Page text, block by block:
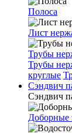
Полоса
Лист
Трубы
Трубы
круглые
Сэндвич
Сэндвич
Доборные